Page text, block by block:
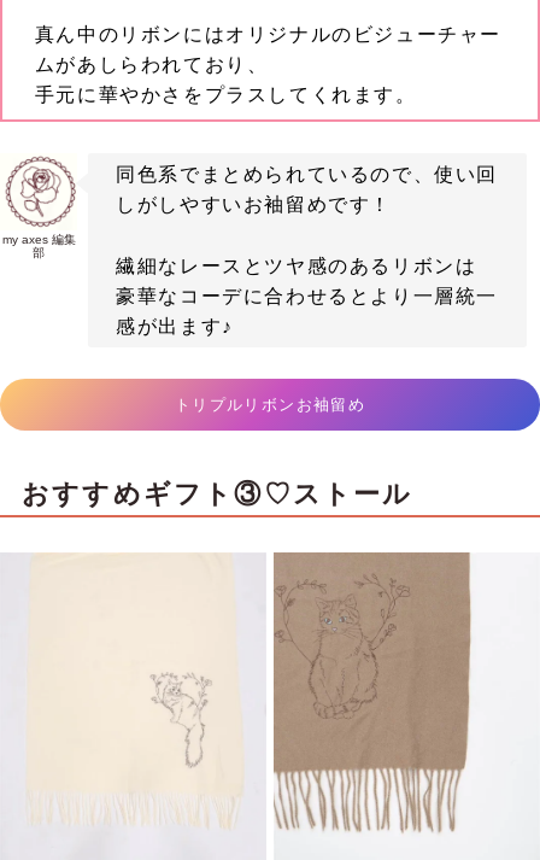
真ん中のリボンにはオリジナルのビジューチャー
ムがあしらわれており、
手元に華やかさをプラスしてくれます。
my axes 編集
部
同色系でまとめられているので、使い回
しがしやすいお袖留めです！
繊細なレースとツヤ感のあるリボンは
豪華なコーデに合わせるとより一層統一
感が出ます♪
トリプルリボンお袖留め
おすすめギフト③♡ストール